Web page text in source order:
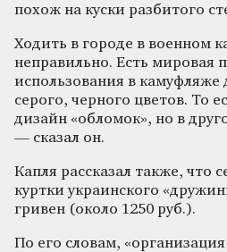
похож на куски разбитого
Ходить в городе в военном
неправильно. Есть мировая
использования в камуфляже
серого, черного цветов. То
дизайн «обломок», но в
— сказал он.
Капля рассказал также, что
куртки украинского
гривен (около 1250 руб.).
По его словам, «организация